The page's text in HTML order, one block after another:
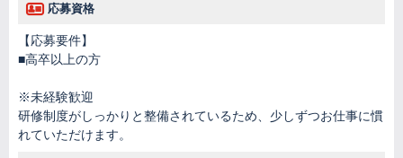
応募資格
【応募要件】
■高卒以上の方
※未経験歓迎
研修制度がしっかりと整備されているため、少しずつお仕事に慣
れていただけます。